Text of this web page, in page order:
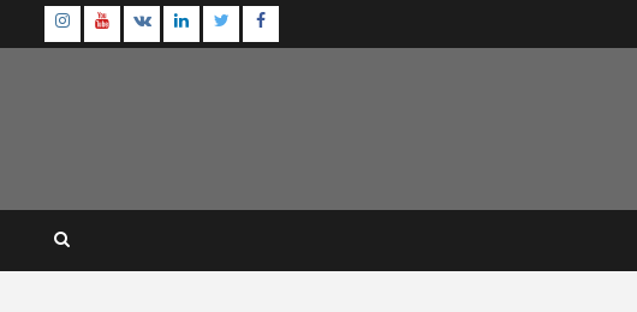
Facebook
Twitter
Linkedin
VK